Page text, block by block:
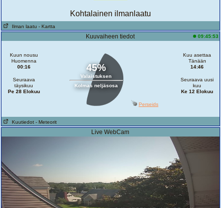
Kohtalainen ilmanlaatu
Ilman laatu - Kartta
Kuuvaiheen tiedot 09:45:53
Kuun nousu
Huomenna
00:16
Seuraava
täysikuu
Pe 28 Elokuu
45%
Valaistuksen
Kolmas neljäsosa
Kuu asettaa
Tänään
14:46
Seuraava uusi
kuu
Ke 12 Elokuu
Perseids
Kuutiedot - Meteorit
Live WebCam